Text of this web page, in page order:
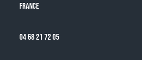
FRANCE
04 68 21 72 05